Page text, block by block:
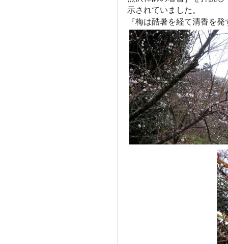
示されていました。
『梅は酷暑を経て清香を